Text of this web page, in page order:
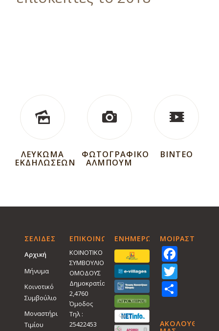
ΛΕΥΚΩΜΑ
ΕΚΔΗΛΩΣΕΩΝ
ΦΩΤΟΓΡΑΦΙΚΟ
ΑΛΜΠΟΥΜ
ΒΙΝΤΕΟ
ΣΕΛΙΔΕΣ
Αρχική
Μήνυμα
Κοινοτικό
Συμβούλιο
Μοναστήρι
Τιμίου
ΕΠΙΚΟΙΝΩΝΙΑ
ΚΟΙΝΟΤΙΚΟ
ΣΥΜΒΟΥΛΙΟ
ΟΜΟΔΟΥΣ
Δημοκρατίας
2,4760
Όμοδος
Τηλ :
25422453
ΕΝΗΜΕΡΩΤΙΚΑΜΟΙΡΑΣTEITE
Share
ΑΚΟΛΟΥΘΗΣΤΕ